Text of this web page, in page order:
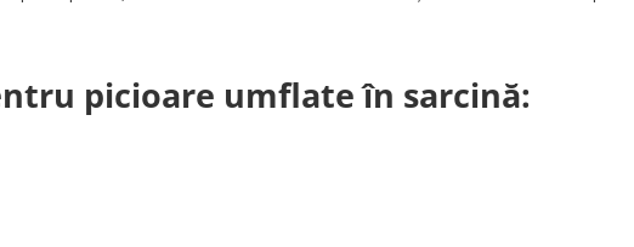
picioare umflate în sarcină: